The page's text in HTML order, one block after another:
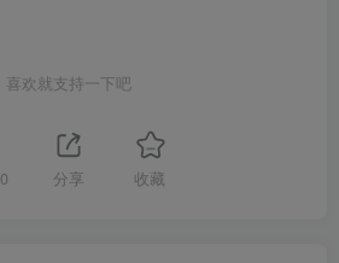
喜欢就支持一下吧
0 分享 收藏